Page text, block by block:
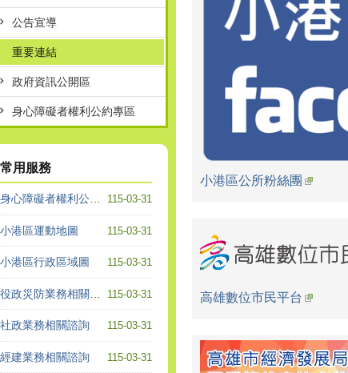
公告宣導
重要連結
政府資訊公開區
身心障礙者權利公約專區
常用服務
115-03-31
身心障礙者權利公約專區
115-03-31
小港區運動地圖
115-03-31
小港區行政區域圖
115-03-31
役政災防業務相關諮詢
115-03-31
社政業務相關諮詢
115-03-31
經建業務相關諮詢
小港區公所粉絲團
高雄數位市民平台